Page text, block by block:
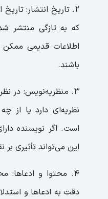
2. تاریخ انتشار:
که به تازگی منتشر
اطلاعات قدیمی
باشند.
3. منظریه‌نویس: در
نظریه‌ای دارد یا از
است. اگر نویسنده
این می‌تواند تأثیری بر
4. محتوا و ادعاها:
دقت به ادعاها و